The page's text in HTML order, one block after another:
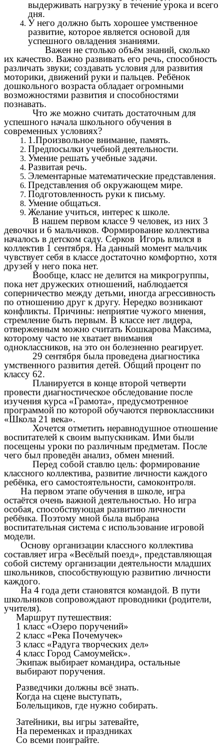
выдерживать нагрузку в течение урока и всего
дня.
У него должно быть хорошее умственное
развитие, которое является основой для
успешного овладения знаниями.
Важен не столько объём знаний, сколько
их качество. Важно развивать его речь, способность
различать звуки; создавать условия для развития
моторики, движений руки и пальцев. Ребёнок
дошкольного возраста обладает огромными
возможностями развития и способностями
познавать.
Что же можно считать достаточным для
успешного начала школьного обучения в
современных условиях?
1.Произвольное внимание, память.
Предпосылки учебной деятельности.
Умение решать учебные задачи.
Развитая речь.
Элементарные математические представления.
Представления об окружающем мире.
Подготовленность руки к письму.
Умение общаться.
Желание учиться, интерес к школе.
В нашем первом классе 9 человек, из них 3
девочки и 6 мальчиков. Формирование коллектива
началось в детском саду. Серков Игорь влился в
коллектив 1 сентября. На данный момент мальчик
чувствует себя в классе достаточно комфортно, хотя
друзей у него пока нет.
Вообще, класс не делится на микрогруппы,
пока нет дружеских отношений, наблюдается
соперничество между детьми, иногда агрессивность
по отношению друг к другу. Нередко возникают
конфликты. Причины: неприятие чужого мнения,
стремление быть первым. В классе нет лидера,
отверженным можно считать Кошкарова Максима,
которому часто не хватает внимания
одноклассников, на это он болезненно реагирует.
29 сентября была проведена диагностика
умственного развития детей. Общий процент по
классу 62.
Планируется в конце второй четверти
провести диагностическое обследование после
изучения курса «Грамота», предусмотренное
программой по которой обучаются первоклассники
«Школа 21 века».
Хочется отметить неравнодушное отношение
воспитателей к своим выпускникам. Ими были
посещены уроки по различным предметам. После
чего был проведён анализ, обмен мнений.
Перед собой ставлю цель: формирование
классного коллектива, развитие личности каждого
ребёнка, его самостоятельности, самоконтроля.
На первом этапе обучения в школе, игра
остаётся очень важной деятельностью. Но игра
особая, способствующая развитию личности
ребёнка. Поэтому мной была выбрана
воспитательная система с использование игровой
модели.
Основу организации классного коллектива
составляет игра «Весёлый поезд», представляющая
собой систему организации деятельности младших
школьников, способствующую развитию личности
каждого.
На 4 года дети становятся командой. В пути
школьников сопровождают проводники (родители,
учителя).
Маршрут путешествия:
1 класс «Озеро поручений»
2 класс «Река Почемучек»
3 класс «Радуга творческих дел»
4 класс Город Самоумейск».
Экипаж выбирает командира, остальные
выбирают поручения.
Разведчики должны всё знать.
Когда на сцене выступать,
Болельщиков, где нужно собирать.
Затейники, вы игры затевайте,
На переменках и праздниках
Со всеми поиграйте.